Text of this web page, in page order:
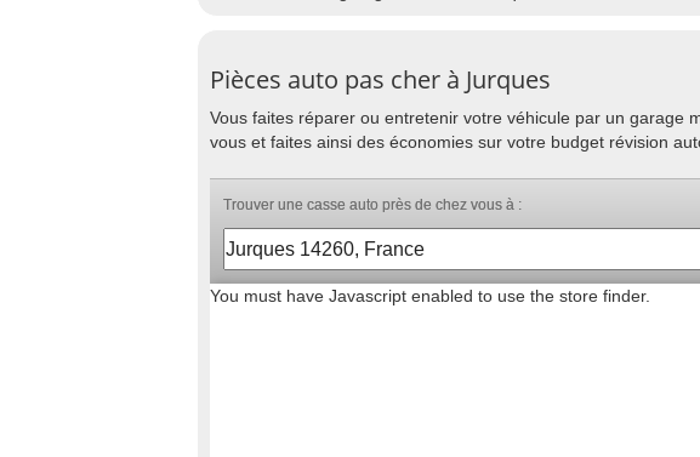
Pièces auto pas cher à Jurques
Vous faites réparer ou entretenir votre véhicule par un garage
vous et faites ainsi des économies sur votre budget révision